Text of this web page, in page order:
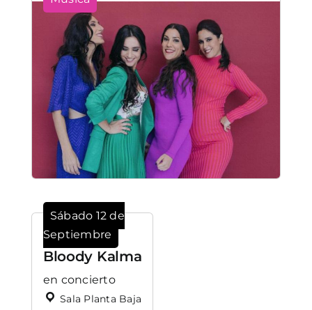
Sábado 12 de
Septiembre
Bloody Kalma
en concierto
Sala Planta Baja